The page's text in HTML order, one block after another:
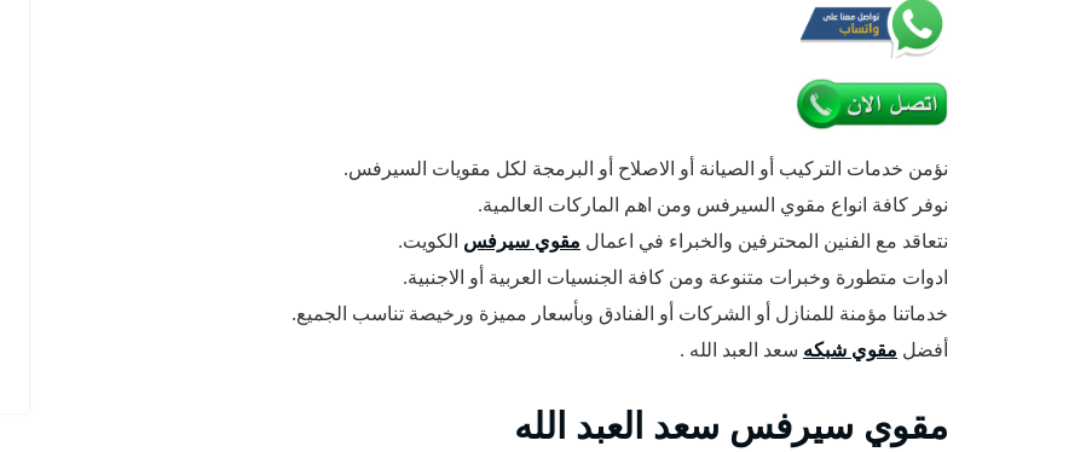
نؤمن خدمات التركيب أو الصيانة أو الاصلاح أو البرمجة لكل مقويات السيرفس.
نوفر كافة انواع مقوي السيرفس ومن اهم الماركات العالمية.
نتعاقد مع الفنين المحترفين والخبراء في اعمال مقوي سيرفس الكويت.
ادوات متطورة وخبرات متنوعة ومن كافة الجنسيات العربية أو الاجنبية.
خدماتنا مؤمنة للمنازل أو الشركات أو الفنادق وبأسعار مميزة ورخيصة تناسب الجميع.
أفضل مقوي شبكه سعد العبد الله .
مقوي سيرفس سعد العبد الله